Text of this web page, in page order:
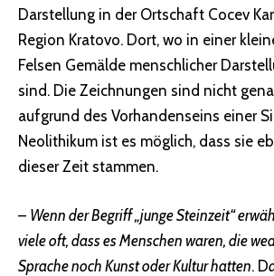
Darstellung in der Ortschaft Cocev
Region Kratovo. Dort, wo in einer
Felsen Gemälde menschlicher
sind. Die Zeichnungen sind nicht
aufgrund des Vorhandenseins einer
Neolithikum ist es möglich, dass sie
dieser Zeit stammen.
– Wenn der Begriff „junge Steinzeit“
viele oft, dass es Menschen waren, die
Sprache noch Kunst oder Kultur hatten. D